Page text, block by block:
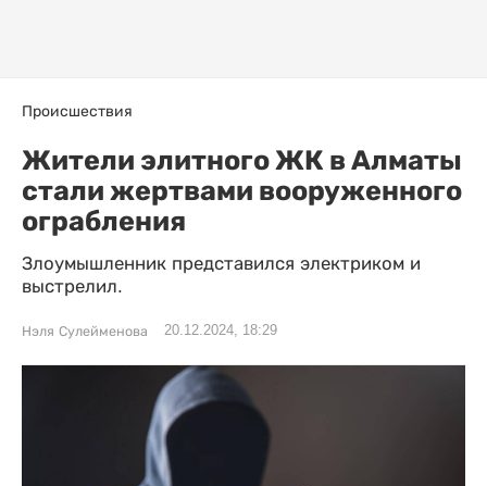
Происшествия
Жители элитного ЖК в Алматы
стали жертвами вооруженного
ограбления
Злоумышленник представился электриком и
выстрелил.
Нэля Сулейменова 20.12.2024, 18:29